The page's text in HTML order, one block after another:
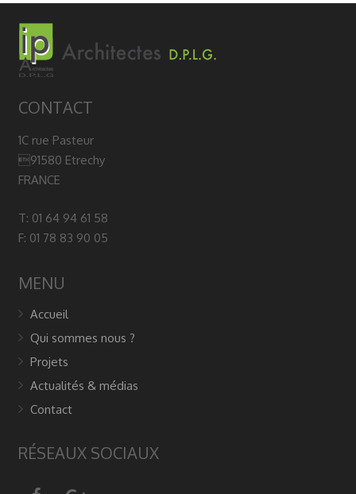
CONTACT
1C rue Pasteur
91580 Etrechy
FRANCE
T: 01 64 94 61 58
F: 01 78 83 90 05
MENU
Accueil
Qui sommes nous ?
Projets
Actualités & médias
Contact
RÉSEAUX SOCIAUX